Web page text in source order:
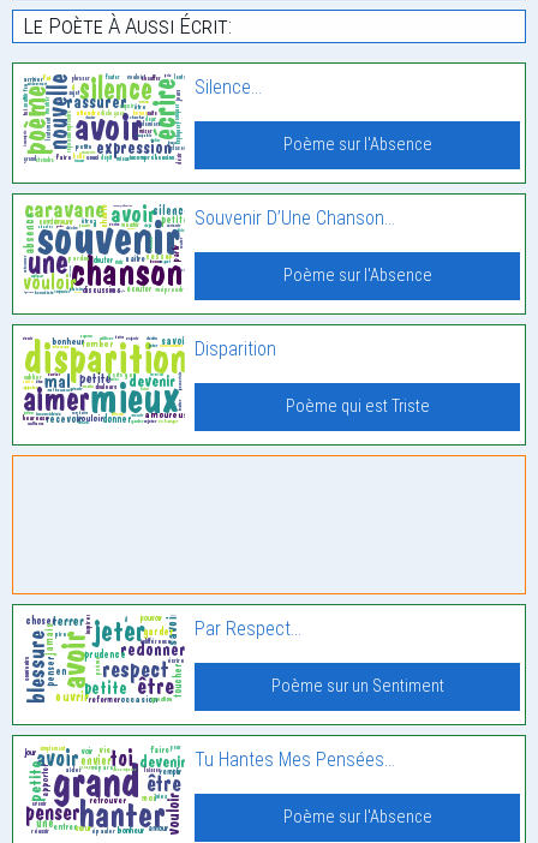
Le Poète À Aussi Écrit:
Silence…
Poème sur l'Absence
Souvenir D’Une Chanson…
Poème sur l'Absence
Disparition
Poème qui est Triste
Par Respect…
Poème sur un Sentiment
Tu Hantes Mes Pensées…
Poème sur l'Absence